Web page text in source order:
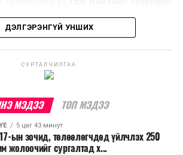
байна.
мэдээллээ.
ДЭЛГЭРЭНГҮЙ УНШИХ
СУРТАЛЧИЛГАА
МЭДЭЭ ТОП МЭДЭЭ
5 цаг 43 минут
ын зочид, төлөөлөгчдөд үйлчлэх 250
жолоочийг сургалтад х...